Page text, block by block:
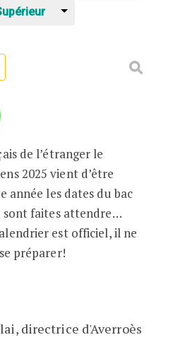
des examens dans
de l’étranger le
2025 vient d’être
année les dates du bac
sont faites attendre…
est officiel, il ne
préparer!
directrice d'Averroès